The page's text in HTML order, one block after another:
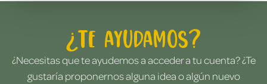
¿Te ayudamos?
¿Necesitas que te ayudemos a acceder a tu cuenta? ¿Te
gustaría proponernos alguna idea o algún nuevo